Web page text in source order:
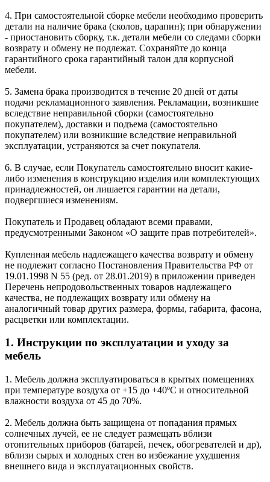
4. При самостоятельной сборке мебели необходимо проверить
детали на наличие брака (сколов, царапин); при обнаружении
- приостановить сборку, т.к. детали мебели со следами сборки
возврату и обмену не подлежат. Сохраняйте до конца
гарантийного срока гарантийный талон для корпусной
мебели.
5. Замена брака производится в течение 20 дней от даты
подачи рекламационного заявления. Рекламации, возникшие
вследствие неправильной сборки (самостоятельно
покупателем), доставки и подъема (самостоятельно
покупателем) или возникшие вследствие неправильной
эксплуатации, устраняются за счет покупателя.
6. В случае, если Покупатель самостоятельно вносит какие-
либо изменения в конструкцию изделия или комплектующих
принадлежностей, он лишается гарантии на детали,
подвергшиеся изменениям.
Покупатель и Продавец обладают всеми правами,
предусмотренными Законом «О защите прав потребителей».
Купленная мебель надлежащего качества возврату и обмену
не подлежит согласно Постановления Правительства РФ от
19.01.1998 N 55 (ред. от 28.01.2019) в приложении приведен
Перечень непродовольственных товаров надлежащего
качества, не подлежащих возврату или обмену на
аналогичный товар других размера, формы, габарита, фасона,
расцветки или комплектации.
1. Инструкции по эксплуатации и уходу за
мебель
1. Мебель должна эксплуатироваться в крытых помещениях
при температуре воздуха от +15 до +40ºС и относительной
влажности воздуха от 45 до 70%.
2. Мебель должна быть защищена от попадания прямых
солнечных лучей, ее не следует размещать вблизи
отопительных приборов (батарей, печек, обогревателей и др),
вблизи сырых и холодных стен во избежание ухудшения
внешнего вида и эксплуатационных свойств.